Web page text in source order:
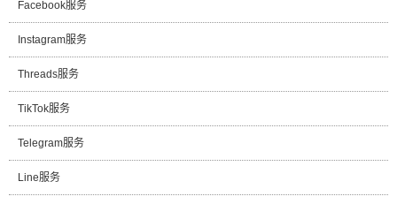
Facebook服务
Instagram服务
Threads服务
TikTok服务
Telegram服务
Line服务